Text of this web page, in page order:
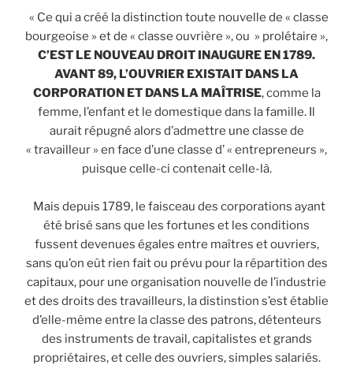
« Ce qui a créé la distinction toute nouvelle de « classe
bourgeoise » et de « classe ouvrière », ou » prolétaire »,
C’EST LE NOUVEAU DROIT INAUGURE EN 1789.
AVANT 89, L’OUVRIER EXISTAIT DANS LA
CORPORATION ET DANS LA MAÎTRISE, comme la
femme, l’enfant et le domestique dans la famille. Il
aurait répugné alors d’admettre une classe de
« travailleur » en face d’une classe d’ « entrepreneurs »,
puisque celle-ci contenait celle-là.
Mais depuis 1789, le faisceau des corporations ayant
été brisé sans que les fortunes et les conditions
fussent devenues égales entre maîtres et ouvriers,
sans qu’on eût rien fait ou prévu pour la répartition des
capitaux, pour une organisation nouvelle de l’industrie
et des droits des travailleurs, la distinstion s’est établie
d’elle-même entre la classe des patrons, détenteurs
des instruments de travail, capitalistes et grands
propriétaires, et celle des ouvriers, simples salariés.